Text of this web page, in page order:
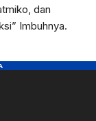
dan
Imbuhnya.